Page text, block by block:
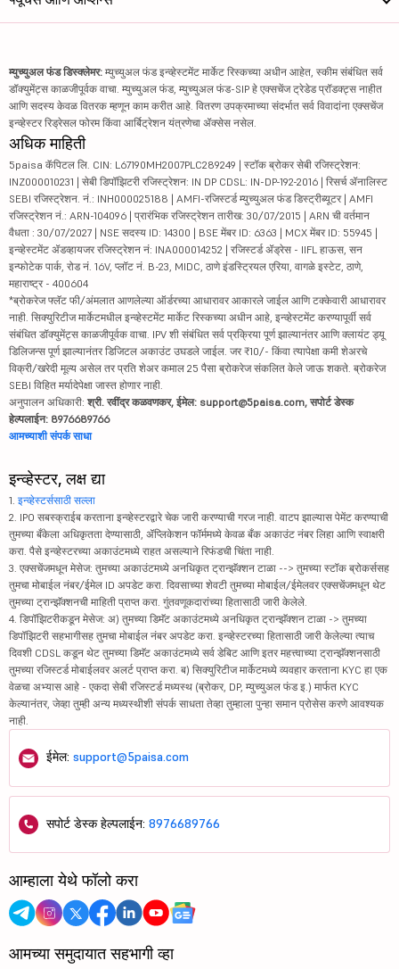
म्युच्युअल फंड डिस्क्लेमर: म्युच्युअल फंड इन्व्हेस्टमेंट मार्केट रिस्कच्या अधीन आहेत, स्कीम संबंधित सर्व
डॉक्युमेंट्स काळजीपूर्वक वाचा. म्युच्युअल फंड, म्युच्युअल फंड-SIP हे एक्सचेंज ट्रेडेड प्रॉडक्ट्स नाहीत
आणि सदस्य केवळ वितरक म्हणून काम करीत आहे. वितरण उपक्रमाच्या संदर्भात सर्व विवादांना एक्सचेंज
इन्व्हेस्टर रिड्रेसल फोरम किंवा आर्बिट्रेशन यंत्रणेचा ॲक्सेस नसेल.
अधिक माहिती
5paisa कॅपिटल लि. CIN: L67190MH2007PLC289249 | स्टॉक ब्रोकर सेबी रजिस्ट्रेशन:
INZ000010231 | सेबी डिपॉझिटरी रजिस्ट्रेशन: IN DP CDSL: IN-DP-192-2016 | रिसर्च ॲनालिस्ट
SEBI रजिस्ट्रेशन. नं.: INH000025188 | AMFI-रजिस्टर्ड म्युच्युअल फंड डिस्ट्रीब्यूटर | AMFI
रजिस्ट्रेशन नं.: ARN-104096 | प्रारंभिक रजिस्ट्रेशन तारीख: 30/07/2015 | ARN ची वर्तमान
वैधता : 30/07/2027 | NSE सदस्य ID: 14300 | BSE मेंबर ID: 6363 | MCX मेंबर ID: 55945 |
इन्व्हेस्टमेंट ॲडव्हायजर रजिस्ट्रेशन नं: INA000014252 | रजिस्टर्ड ॲड्रेस - IIFL हाऊस, सन
इन्फोटेक पार्क, रोड नं. 16V, प्लॉट नं. B-23, MIDC, ठाणे इंडस्ट्रियल एरिया, वागळे इस्टेट, ठाणे,
महाराष्ट्र - 400604
*ब्रोकरेज फ्लॅट फी/अंमलात आणलेल्या ऑर्डरच्या आधारावर आकारले जाईल आणि टक्केवारी आधारावर
नाही. सिक्युरिटीज मार्केटमधील इन्व्हेस्टमेंट मार्केट रिस्कच्या अधीन आहे, इन्व्हेस्टमेंट करण्यापूर्वी सर्व
संबंधित डॉक्युमेंट्स काळजीपूर्वक वाचा. IPV शी संबंधित सर्व प्रक्रिया पूर्ण झाल्यानंतर आणि क्लायंट ड्यू
डिलिजन्स पूर्ण झाल्यानंतर डिजिटल अकाउंट उघडले जाईल. जर ₹10/- किंवा त्यापेक्षा कमी शेअरचे
विक्री/खरेदी मूल्य असेल तर प्रति शेअर कमाल 25 पैसा ब्रोकरेज संकलित केले जाऊ शकते. ब्रोकरेज
SEBI विहित मर्यादेपेक्षा जास्त होणार नाही.
अनुपालन अधिकारी: श्री. रवींद्र कळवणकर, ईमेल: support@5paisa.com, सपोर्ट डेस्क
हेल्पलाईन: 8976689766
आमच्याशी संपर्क साधा
इन्व्हेस्टर, लक्ष द्या
1. इन्व्हेस्टर्ससाठी सल्ला
2. IPO सबस्क्राईब करताना इन्व्हेस्टरद्वारे चेक जारी करण्याची गरज नाही. वाटप झाल्यास पेमेंट करण्याची
तुमच्या बँकेला अधिकृतता देण्यासाठी, ॲप्लिकेशन फॉर्ममध्ये केवळ बँक अकाउंट नंबर लिहा आणि स्वाक्षरी
करा. पैसे इन्व्हेस्टरच्या अकाउंटमध्ये राहत असल्याने रिफंडची चिंता नाही.
3. एक्सचेंजमधून मेसेज: तुमच्या अकाउंटमध्ये अनधिकृत ट्रान्झॅक्शन टाळा --> तुमच्या स्टॉक ब्रोकर्ससह
तुमचा मोबाईल नंबर/ईमेल ID अपडेट करा. दिवसाच्या शेवटी तुमच्या मोबाईल/ईमेलवर एक्सचेंजमधून थेट
तुमच्या ट्रान्झॅक्शनची माहिती प्राप्त करा. गुंतवणूकदारांच्या हितासाठी जारी केलेले.
4. डिपॉझिटरीकडून मेसेज: अ) तुमच्या डिमॅट अकाउंटमध्ये अनधिकृत ट्रान्झॅक्शन टाळा -> तुमच्या
डिपॉझिटरी सहभागीसह तुमचा मोबाईल नंबर अपडेट करा. इन्व्हेस्टरच्या हितासाठी जारी केलेल्या त्याच
दिवशी CDSL कडून थेट तुमच्या डिमॅट अकाउंटमध्ये सर्व डेबिट आणि इतर महत्त्वाच्या ट्रान्झॅक्शनसाठी
तुमच्या रजिस्टर्ड मोबाईलवर अलर्ट प्राप्त करा. ब) सिक्युरिटीज मार्केटमध्ये व्यवहार करताना KYC हा एक
वेळचा अभ्यास आहे - एकदा सेबी रजिस्टर्ड मध्यस्थ (ब्रोकर, DP, म्युच्युअल फंड इ.) मार्फत KYC
केल्यानंतर, जेव्हा तुम्ही अन्य मध्यस्थीशी संपर्क साधता तेव्हा तुम्हाला पुन्हा समान प्रोसेस करणे आवश्यक
नाही.
ईमेल: support@5paisa.com
सपोर्ट डेस्क हेल्पलाईन: 8976689766
आम्हाला येथे फॉलो करा
आमच्या समुदायात सहभागी व्हा